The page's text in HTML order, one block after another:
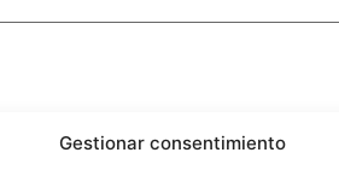
Gestionar consentimiento